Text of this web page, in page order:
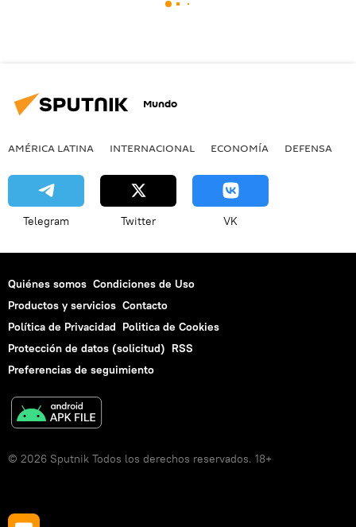
Mundo
AMÉRICA LATINA INTERNACIONAL ECONOMÍA DEFENSA
Telegram Twitter VK
Quiénes somos Condiciones de Uso
Productos y servicios Contacto
Política de Privacidad Politica de Cookies
Protección de datos (solicitud) RSS
Preferencias de seguimiento
© 2026 Sputnik Todos los derechos reservados. 18+